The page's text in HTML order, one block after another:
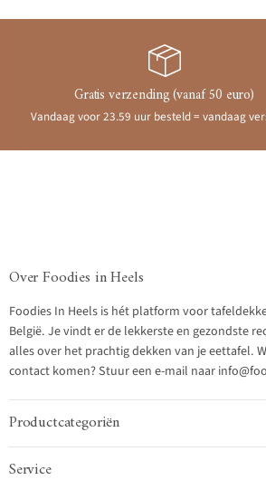
Gratis verzending (vanaf 50 euro)
Vandaag voor 23.59 uur besteld = vandaag
Over Foodies in Heels
Foodies In Heels is hét platform voor
België. Je vindt er de lekkerste en gezondste
alles over het prachtig dekken van je eettafel.
contact komen? Stuur een e-mail naar
Productcategoriën
Service